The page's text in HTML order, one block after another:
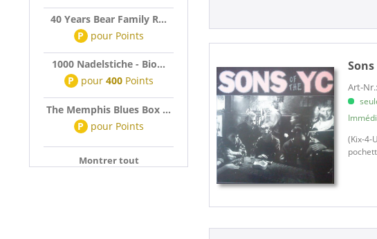
40 Years Bear Family R...
P pour Points
1000 Nadelstiche - Bio...
P pour 400Points
The Memphis Blues Box ...
P pour Points
Montrer tout
Art-
(Kix-4-